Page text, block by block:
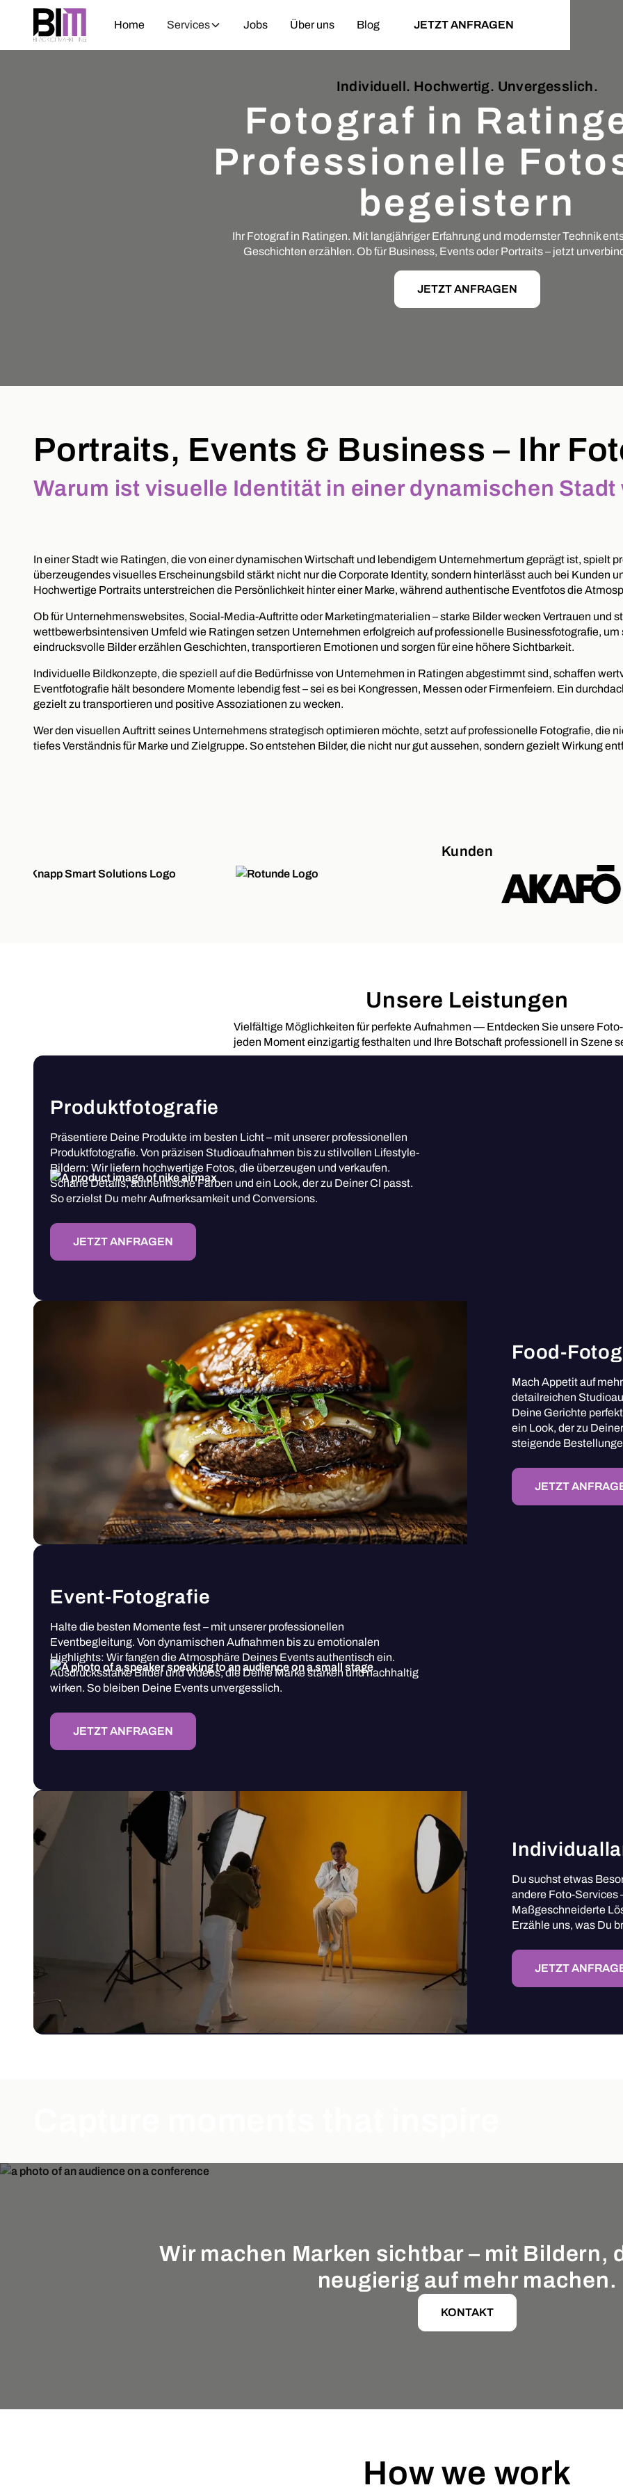
Home Services Jobs Über uns Blog JETZT ANFRAGEN
Individuell. Hochwertig. Unvergesslich.
Fotograf in
Professionelle
begeistern
Ihr Fotograf in Ratingen. Mit langjähriger Erfahrung und modernster Technik
Geschichten erzählen. Ob für Business, Events oder Portraits – jetzt
JETZT ANFRAGEN
Portraits, Events & Business – Ihr
Warum ist visuelle Identität in einer dynamischen
In einer Stadt wie Ratingen, die von einer dynamischen Wirtschaft und lebendigem Unternehmertum geprägt ist, spielt
überzeugendes visuelles Erscheinungsbild stärkt nicht nur die Corporate Identity, sondern hinterlässt auch bei Kunden
Hochwertige Portraits unterstreichen die Persönlichkeit hinter einer Marke, während authentische Eventfotos die
Ob für Unternehmenswebsites, Social-Media-Auftritte oder Marketingmaterialien – starke Bilder wecken Vertrauen und
wettbewerbsintensiven Umfeld wie Ratingen setzen Unternehmen erfolgreich auf professionelle Businessfotografie,
eindrucksvolle Bilder erzählen Geschichten, transportieren Emotionen und sorgen für eine höhere Sichtbarkeit.
Individuelle Bildkonzepte, die speziell auf die Bedürfnisse von Unternehmen in Ratingen abgestimmt sind, schaffen
Eventfotografie hält besondere Momente lebendig fest – sei es bei Kongressen, Messen oder Firmenfeiern. Ein
gezielt zu transportieren und positive Assoziationen zu wecken.
Wer den visuellen Auftritt seines Unternehmens strategisch optimieren möchte, setzt auf professionelle Fotografie, die
tiefes Verständnis für Marke und Zielgruppe. So entstehen Bilder, die nicht nur gut aussehen, sondern gezielt Wirkung
Kunden
Unsere Leistungen
Vielfältige Möglichkeiten für perfekte Aufnahmen — Entdecken Sie unsere
jeden Moment einzigartig festhalten und Ihre Botschaft professionell in Szene
Produktfotografie
Präsentiere Deine Produkte im besten Licht – mit unserer professionellen
Produktfotografie. Von präzisen Studioaufnahmen bis zu stilvollen Lifestyle-
Bildern: Wir liefern hochwertige Fotos, die überzeugen und verkaufen.
Scharfe Details, authentische Farben und ein Look, der zu Deiner CI passt.
So erzielst Du mehr Aufmerksamkeit und Conversions.
JETZT ANFRAGEN
Food-
Mach Appetit auf
detailreichen
Deine Gerichte
ein Look, der zu
steigende
JETZT
Event-Fotografie
Halte die besten Momente fest – mit unserer professionellen
Eventbegleitung. Von dynamischen Aufnahmen bis zu emotionalen
Highlights: Wir fangen die Atmosphäre Deines Events authentisch ein.
Ausdrucksstarke Bilder und Videos, die Deine Marke stärken und nachhaltig
wirken. So bleiben Deine Events unvergesslich.
JETZT ANFRAGEN
Du suchst etwas
andere Foto-Services
Maßgeschneiderte
Erzähle uns, was Du
JETZT
Wir machen Marken sichtbar – mit Bildern,
neugierig auf mehr machen.
KONTAKT
How we work